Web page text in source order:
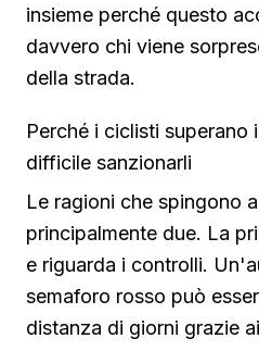
insieme perché questo
davvero chi viene
della strada.
Perché i ciclisti superano
difficile sanzionarli
Le ragioni che spingono
principalmente due. La
e riguarda i controlli.
semaforo rosso può
distanza di giorni grazie